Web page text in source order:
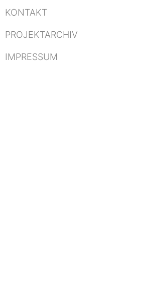
KONTAKT
PROJEKTARCHIV
IMPRESSUM